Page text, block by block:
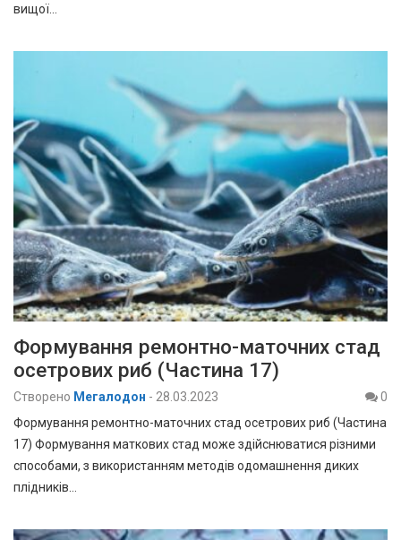
вищої…
Формування ремонтно-маточних стад
осетрових риб (Частина 17)
Створено Мегалодон - 28.03.2023
0
Формування ремонтно-маточних стад осетрових риб (Частина
17) Формування маткових стад може здійснюватися різними
способами, з використанням методів одомашнення диких
плідників…